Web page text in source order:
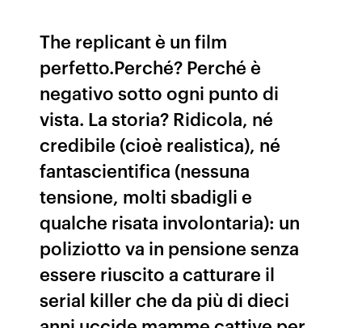
The replicant è un film
perfetto.Perché? Perché è
negativo sotto ogni punto di
vista. La storia? Ridicola, né
credibile (cioè realistica), né
fantascientifica (nessuna
tensione, molti sbadigli e
qualche risata involontaria): un
poliziotto va in pensione senza
essere riuscito a catturare il
serial killer che da più di dieci